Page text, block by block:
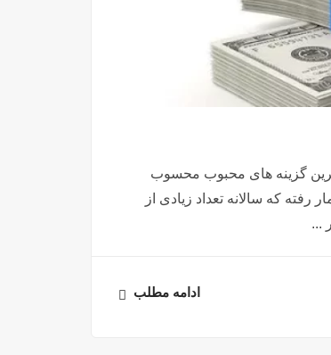
گزینه های محبوب محسوب
که سالانه تعداد زیادی از
...
ادامه مطلب